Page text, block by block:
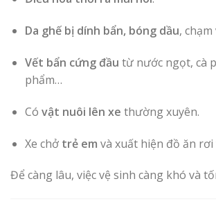
Da ghế bị dính bẩn, bóng dầu,
Vết bẩn cứng đầu từ nước ngọt, cà
phẩm…
Có vật nuôi lên xe thường xuyên.
Xe chở trẻ em và xuất hiện đồ ăn rơi
Để càng lâu, việc vệ sinh càng khó và